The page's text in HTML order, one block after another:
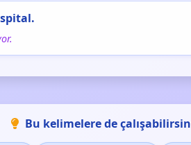
Bu kelimelere de